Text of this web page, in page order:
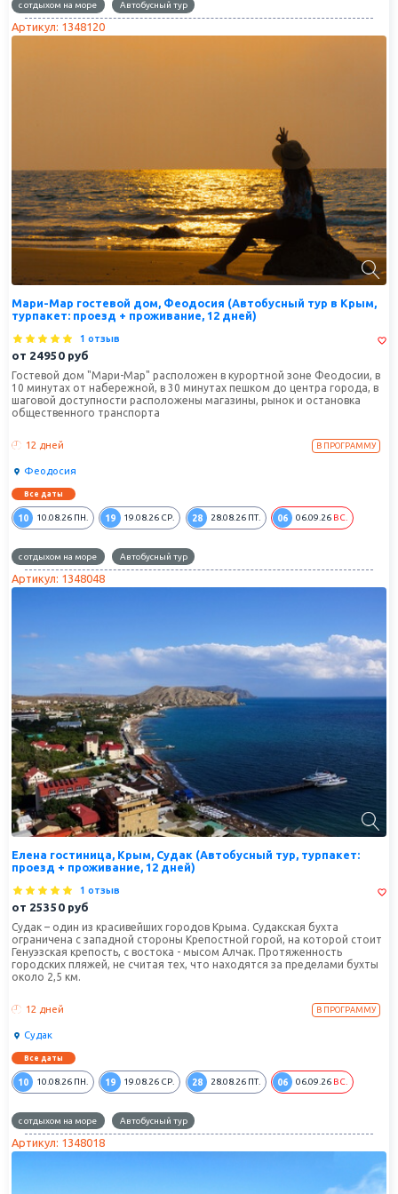
с отдыхом на море Автобусный тур
Артикул: 1348120
Мари-Мар гостевой дом, Феодосия (Автобусный тур в Крым,
турпакет: проезд + проживание, 12 дней)
1 отзыв
от 24950 руб
Гостевой дом "Мари-Мар" расположен в курортной зоне Феодосии, в
10 минутах от набережной, в 30 минутах пешком до центра города, в
шаговой доступности расположены магазины, рынок и остановка
общественного транспорта
12 дней В ПРОГРАММУ
Феодосия
Все даты
10 10.08.26 ПН. 19 19.08.26 СР. 28 28.08.26 ПТ. 06 06.09.26 ВС.
с отдыхом на море Автобусный тур
Артикул: 1348048
Елена гостиница, Крым, Судак (Автобусный тур, турпакет:
проезд + проживание, 12 дней)
1 отзыв
от 25350 руб
Судак – один из красивейших городов Крыма. Судакская бухта
ограничена с западной стороны Крепостной горой, на которой стоит
Генуэзская крепость, с востока - мысом Алчак. Протяженность
городских пляжей, не считая тех, что находятся за пределами бухты
около 2,5 км.
12 дней В ПРОГРАММУ
Судак
Все даты
10 10.08.26 ПН. 19 19.08.26 СР. 28 28.08.26 ПТ. 06 06.09.26 ВС.
с отдыхом на море Автобусный тур
Артикул: 1348018